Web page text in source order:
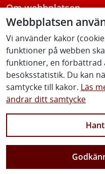
Webbplatsen
Vi använder kakor
funktioner på webben
funktioner, en förbättrad
besöksstatistik. Du kan
samtycke till kakor. Läs
ändrar ditt samtycke
Om webbplatsen
Följ oss
Facebook Youtube